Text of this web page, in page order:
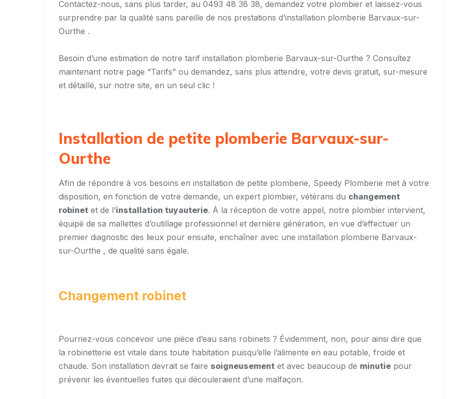
Contactez-nous, sans plus tarder, au 0493 48 38 38, demandez votre plombier et laissez-vous
surprendre par la qualité sans pareille de nos prestations d’installation plomberie Barvaux-sur-
Ourthe .
Besoin d’une estimation de notre tarif installation plomberie Barvaux-sur-Ourthe ? Consultez
maintenant notre page “Tarifs” ou demandez, sans plus attendre, votre devis gratuit, sur-mesure
et détaillé, sur notre site, en un seul clic !
Installation de petite plomberie Barvaux-sur-
Ourthe
Afin de répondre à vos besoins en installation de petite plomberie, Speedy Plomberie met à votre
disposition, en fonction de votre demande, un expert plombier, vétérans du changement
robinet et de l’installation tuyauterie. À la réception de votre appel, notre plombier intervient,
équipé de sa mallettes d’outillage professionnel et dernière génération, en vue d’effectuer un
premier diagnostic des lieux pour ensuite, enchaîner avec une installation plomberie Barvaux-
sur-Ourthe , de qualité sans égale.
Changement robinet
Pourriez-vous concevoir une pièce d’eau sans robinets ? Évidemment, non, pour ainsi dire que
la robinetterie est vitale dans toute habitation puisqu’elle l’alimente en eau potable, froide et
chaude. Son installation devrait se faire soigneusement et avec beaucoup de minutie pour
prévenir les éventuelles fuites qui découleraient d’une malfaçon.